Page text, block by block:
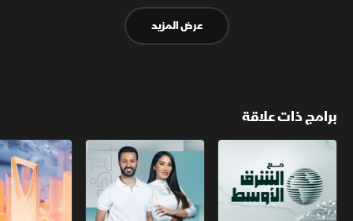
عرض المزيد
برامج ذات علاقة
مع الشرق الأوسط الخبر الآخر أخبار الشرق